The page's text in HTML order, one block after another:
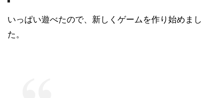
いっぱい遊べたので、新しくゲームを作り始めまし
た。